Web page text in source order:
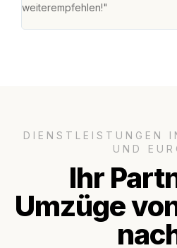
weiterempfehlen!"
DIENSTLEISTUNGEN
UND
Ihr
Umzüge